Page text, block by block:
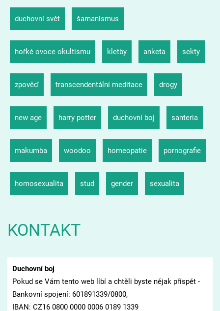
duchovní svět šamanismus
hořké ovoce okultismu kletby anketa sekty
zpověď transcendentální meditace drogy
new age harry potter duchovní boj santeria
makumba woodoo homeopatie pornografie
homosexualita stud gender sexualita
KONTAKT
Duchovní boj
Pokud se Vám tento web líbí a chtěli byste nějak přispět -
Bankovní spojení: 601891339/0800,
IBAN: CZ16 0800 0000 0006 0189 1339